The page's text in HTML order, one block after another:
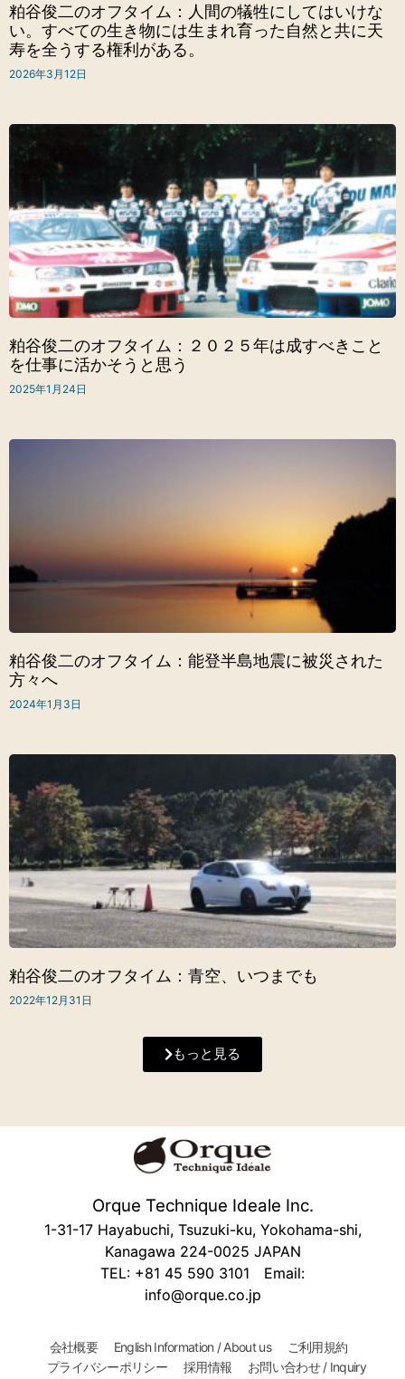
粕谷俊二のオフタイム：人間の犠牲にしてはいけな
い。すべての生き物には生まれ育った自然と共に天
寿を全うする権利がある。
2026年3月12日
粕谷俊二のオフタイム：２０２５年は成すべきこと
を仕事に活かそうと思う
2025年1月24日
粕谷俊二のオフタイム：能登半島地震に被災された
方々へ
2024年1月3日
粕谷俊二のオフタイム：青空、いつまでも
2022年12月31日
もっと見る
Orque Technique Ideale Inc.
1-31-17 Hayabuchi, Tsuzuki-ku, Yokohama-shi,
Kanagawa 224-0025 JAPAN
TEL: +81 45 590 3101 Email:
info@orque.co.jp
会社概要 English Information / About us
ご利用規約
プライバシーポリシー
採用情報 お問い合わせ / Inquiry